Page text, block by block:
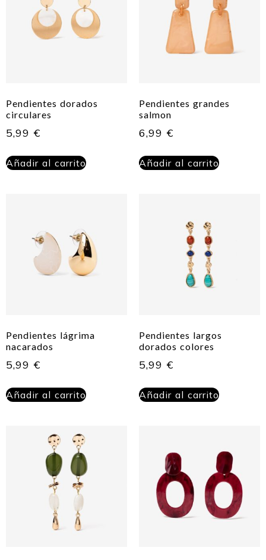
Pendientes dorados
circulares
5,99 €
Añadir al carrito
Pendientes grandes
salmon
6,99 €
Añadir al carrito
Pendientes lágrima
nacarados
5,99 €
Añadir al carrito
Pendientes largos
dorados colores
5,99 €
Añadir al carrito